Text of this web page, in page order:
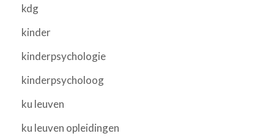
kdg
kinder
kinderpsychologie
kinderpsycholoog
ku leuven
ku leuven opleidingen